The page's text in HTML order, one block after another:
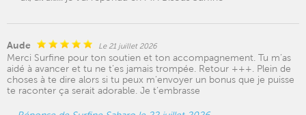
Aude Le 21 juillet 2026
Merci Surfine pour ton soutien et ton accompagnement. Tu m’as
aidé à avancer et tu ne t’es jamais trompée. Retour +++. Plein de
choses à te dire alors si tu peux m’envoyer un bonus que je puisse
te raconter ça serait adorable. Je t’embrasse